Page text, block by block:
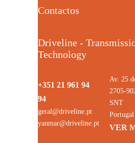
Contactos
Driveline -
Technology
+351 21 961 94
94
geral@driveline.pt
yanmar@driveline.pt
Av. 25
2705-
SNT
Portugal
VER